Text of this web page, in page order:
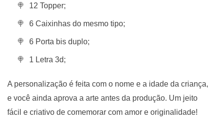
12 Topper;
6 Caixinhas do mesmo tipo;
6 Porta bis duplo;
1 Letra 3d;
A personalização é feita com o nome e a idade da criança,
e você ainda aprova a arte antes da produção. Um jeito
fácil e criativo de comemorar com amor e originalidade!